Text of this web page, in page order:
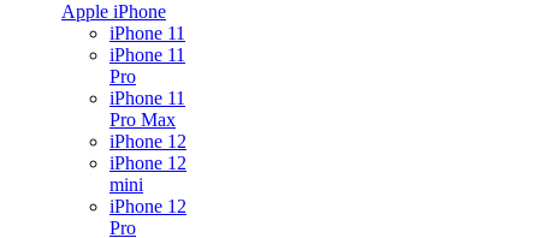
Apple iPhone
iPhone 11
iPhone 11
Pro
iPhone 11
Pro Max
iPhone 12
iPhone 12
mini
iPhone 12
Pro